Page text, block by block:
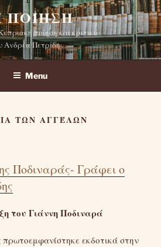
ΠΟΊΗΣΗ
ποίηση και κριτικά
Ανδρέα Πετρίδη
Menu
ΤΩΝ ΑΓΓΈΛΩΝ
Ποδιναράς- Γράφει ο
του Γιάννη Ποδιναρά
εκδοτικά στην